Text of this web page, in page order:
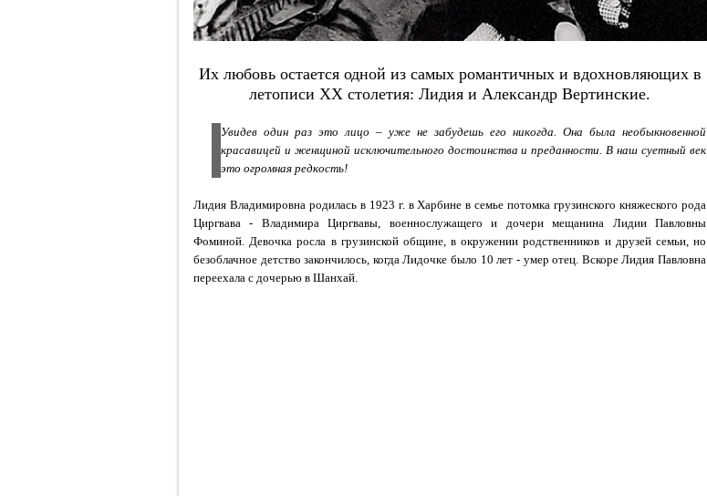
Их любовь остается одной из самых романтичных и вдохновляющих в
летописи ХХ столетия: Лидия и Александр Вертинские.
Увидев один раз это лицо – уже не забудешь его никогда. Она была необыкновенной
красавицей и женщиной исключительного достоинства и преданности. В наш суетный век
это огромная редкость!
Лидия Владимировна родилась в 1923 г. в Харбине в семье потомка грузинского княжеского рода
Циргвава - Владимира Циргвавы, военнослужащего и дочери мещанина Лидии Павловны
Фоминой. Девочка росла в грузинской общине, в окружении родственников и друзей семьи, но
безоблачное детство закончилось, когда Лидочке было 10 лет - умер отец. Вскоре Лидия Павловна
переехала с дочерью в Шанхай.